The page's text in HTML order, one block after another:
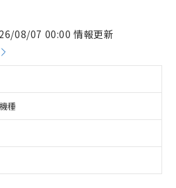
08/07 00:00 情報更新
種